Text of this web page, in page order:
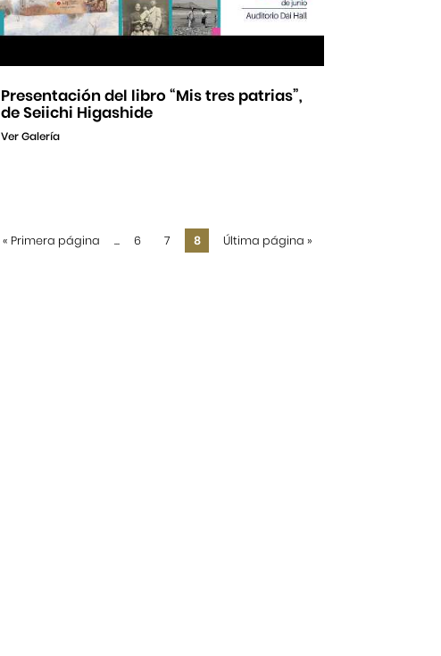
Presentación del libro “Mis tres patrias”,
de Seiichi Higashide
Ver Galería
« Primera página ... 6 7 8 Última página »